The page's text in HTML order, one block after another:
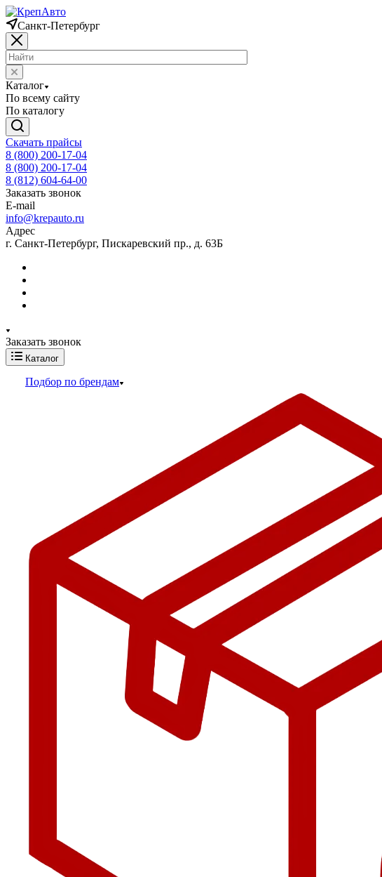
Санкт-Петербург
Каталог
По всему сайту
По каталогу
Скачать прайсы
8 (800) 200-17-04
8 (800) 200-17-04
8 (812) 604-64-00
Заказать звонок
E-mail
info@krepauto.ru
Адрес
г. Санкт-Петербург, Пискаревский пр., д. 63Б
Заказать звонок
Каталог
Подбор по брендам